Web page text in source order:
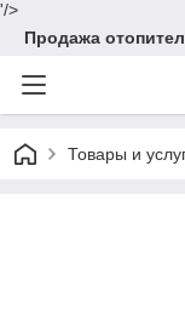
'/>
Продажа
Товары и